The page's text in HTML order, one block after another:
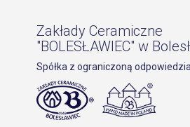
Zakłady Ceramiczne
"BOLESŁAWIEC" w
Spółka z ograniczoną